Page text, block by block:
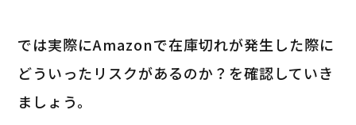
では実際にAmazonで在庫切れが発生した際に
どういったリスクがあるのか？を確認していき
ましょう。